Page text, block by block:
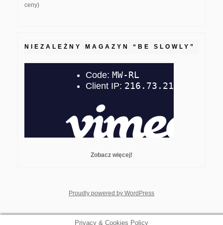
ceny)
NIEZALEŻNY MAGAZYN “BE SLOWLY”
Zobacz więcej!
Proudly powered by WordPresswhois: Nuno Sarmento
Privacy & Cookies Policy